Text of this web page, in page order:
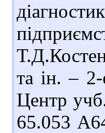
та ін. –
Центр
65.053